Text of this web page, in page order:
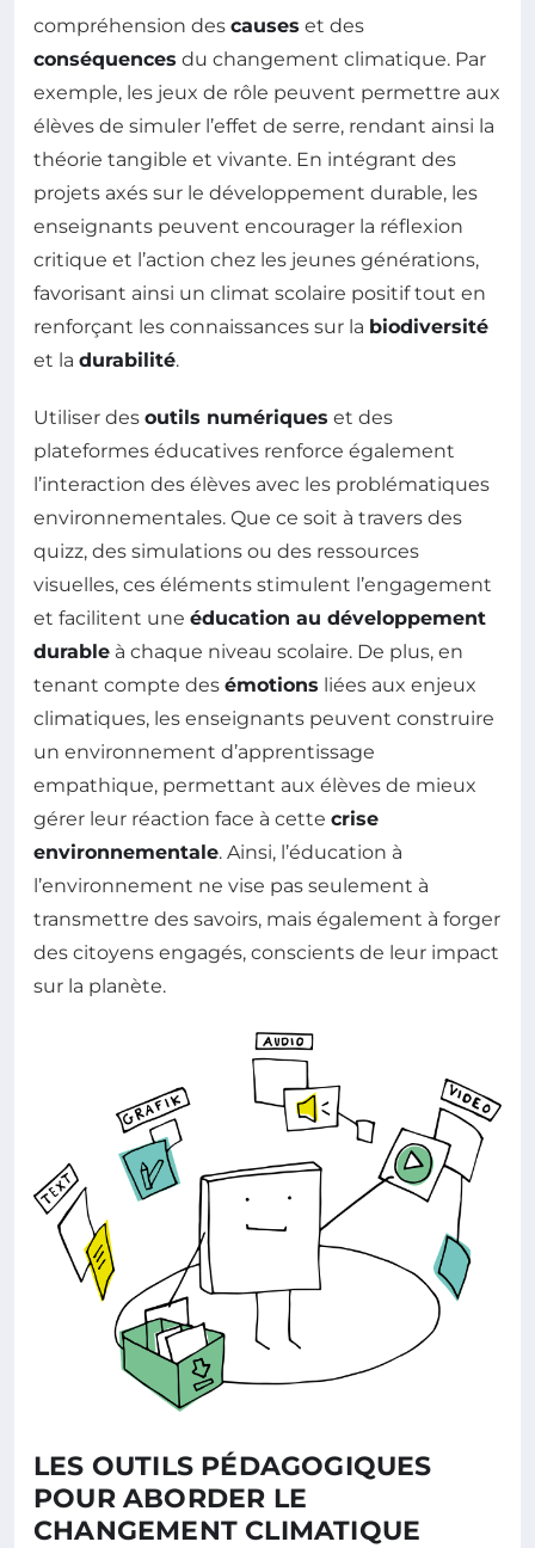
compréhension des causes et des
conséquences du changement climatique. Par
exemple, les jeux de rôle peuvent permettre aux
élèves de simuler l’effet de serre, rendant ainsi la
théorie tangible et vivante. En intégrant des
projets axés sur le développement durable, les
enseignants peuvent encourager la réflexion
critique et l’action chez les jeunes générations,
favorisant ainsi un climat scolaire positif tout en
renforçant les connaissances sur la biodiversité
et la durabilité.
Utiliser des outils numériques et des
plateformes éducatives renforce également
l’interaction des élèves avec les problématiques
environnementales. Que ce soit à travers des
quizz, des simulations ou des ressources
visuelles, ces éléments stimulent l’engagement
et facilitent une éducation au développement
durable à chaque niveau scolaire. De plus, en
tenant compte des émotions liées aux enjeux
climatiques, les enseignants peuvent construire
un environnement d’apprentissage
empathique, permettant aux élèves de mieux
gérer leur réaction face à cette crise
environnementale. Ainsi, l’éducation à
l’environnement ne vise pas seulement à
transmettre des savoirs, mais également à forger
des citoyens engagés, conscients de leur impact
sur la planète.
LES OUTILS PÉDAGOGIQUES
POUR ABORDER LE
CHANGEMENT CLIMATIQUE